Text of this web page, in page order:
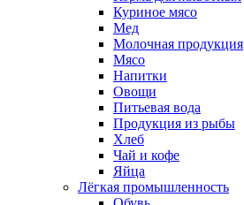
Куриное мясо
Мед
Молочная продукция
Мясо
Напитки
Овощи
Питьевая вода
Продукция из рыбы
Хлеб
Чай и кофе
Яйца
Лёгкая промышленность